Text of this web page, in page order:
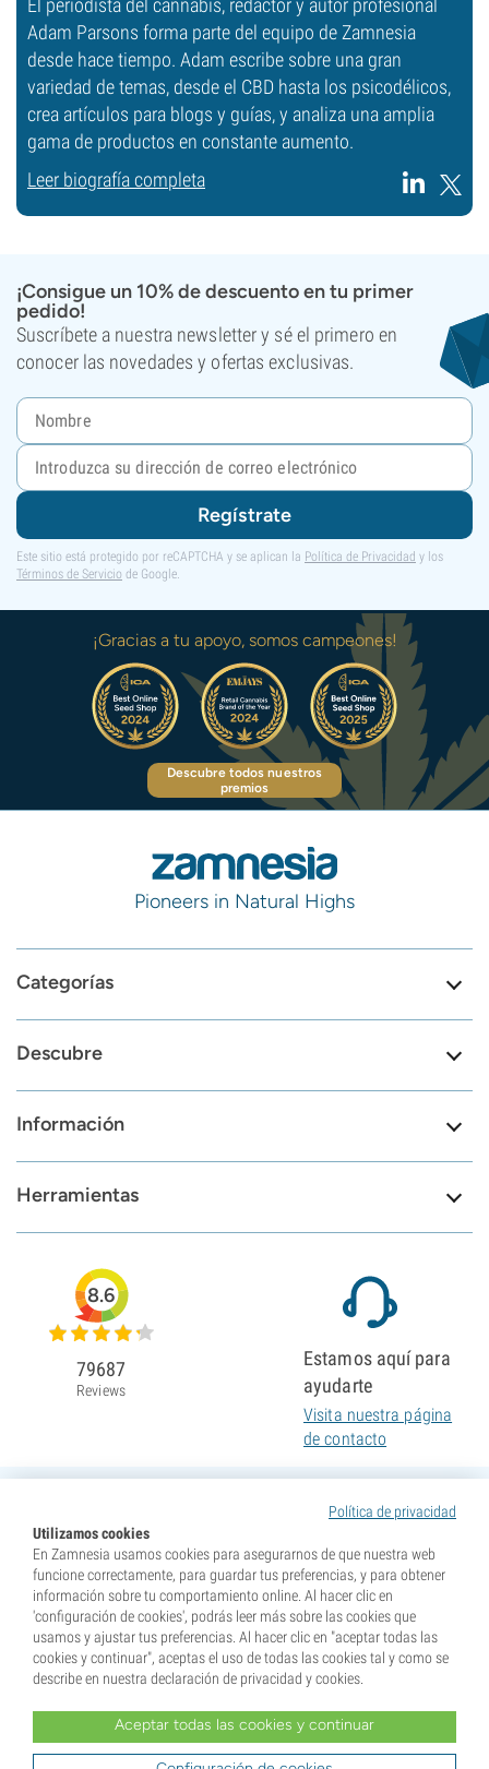
El periodista del cannabis, redactor y autor profesional
Adam Parsons forma parte del equipo de Zamnesia
desde hace tiempo. Adam escribe sobre una gran
variedad de temas, desde el CBD hasta los psicodélicos,
crea artículos para blogs y guías, y analiza una amplia
gama de productos en constante aumento.
Leer biografía completa
¡Consigue un 10% de descuento en tu primer
pedido!
Suscríbete a nuestra newsletter y sé el primero en
conocer las novedades y ofertas exclusivas.
Regístrate
Este sitio está protegido por reCAPTCHA y se aplican la Política de Privacidad y los
Términos de Servicio de Google.
¡Gracias a tu apoyo, somos campeones!
Descubre todos nuestros
premios
Pioneers in Natural Highs
Categorías
Descubre
Información
Herramientas
Política de privacidad
Utilizamos cookies
En Zamnesia usamos cookies para asegurarnos de que nuestra web
funcione correctamente, para guardar tus preferencias, y para obtener
información sobre tu comportamiento online. Al hacer clic en
'configuración de cookies', podrás leer más sobre las cookies que
usamos y ajustar tus preferencias. Al hacer clic en "aceptar todas las
cookies y continuar", aceptas el uso de todas las cookies tal y como se
describe en nuestra declaración de privacidad y cookies.
Aceptar todas las cookies y continuar
8.6
79687
Reviews
Estamos aquí para
ayudarte
Visita nuestra página
de contacto
* Nuestras semillas se venden como suvenires. La germinación de semillas es ilegal en muchos
tu lugar de residencia y que conoces las normativas locales. También eximes de toda responsabilidad a